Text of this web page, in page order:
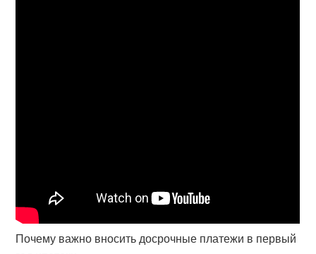
Почему важно вносить досрочные платежи в первый